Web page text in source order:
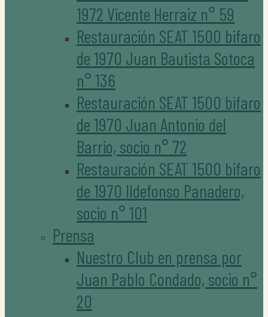
1972 Vicente Herraiz n° 59
Restauración SEAT 1500 bifaro
de 1970 Juan Bautista Sotoca
n° 136
Restauración SEAT 1500 bifaro
de 1970 Juan Antonio del
Barrio, socio n° 72
Restauración SEAT 1500 bifaro
de 1970 Ildefonso Panadero,
socio n° 101
Prensa
Nuestro Club en prensa por
Juan Pablo Condado, socio n°
20